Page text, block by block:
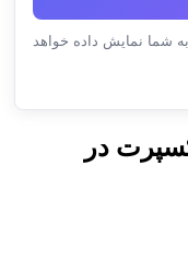
به شما نمایش داده خواهد
در